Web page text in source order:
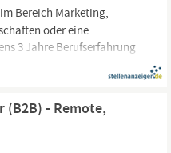
Bereich Marketing,
oder eine
3 Jahre Berufserfahrung
Erfahrung im
(B2B) - Remote,